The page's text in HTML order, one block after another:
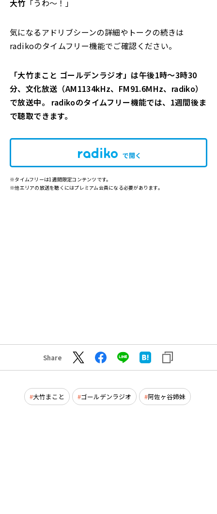
大竹 「うわ～！」
気になるアドリブシーンの詳細やトークの続きは
radikoのタイムフリー機能でご確認ください。
「大竹まこと ゴールデンラジオ」は午後1時～3時30
分、文化放送（AM1134kHz、FM91.6MHz、radiko）
で放送中。 radikoのタイムフリー機能では、1週間後ま
で聴取できます。
で開く
※タイムフリーは1週間限定コンテンツです。
※他エリアの放送を聴くにはプレミアム会員になる必要があります。
Share
大竹まこと ゴールデンラジオ 阿佐ヶ谷姉妹